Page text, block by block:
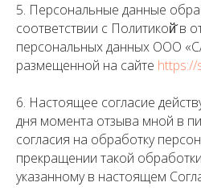
5. Персональные данные
соответствии с Политикой̆ в
персональных данных ООО
размещенной на сайте https://
6. Настоящее согласие
дня момента отзыва мной в
согласия на обработку
прекращении такой
указанному в настоящем